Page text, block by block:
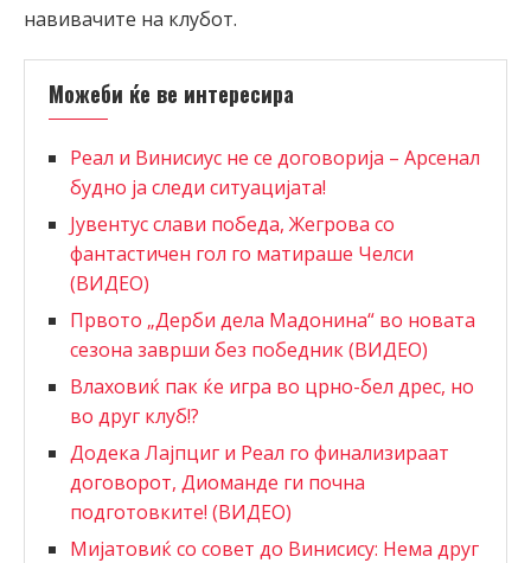
навивачите на клубот.
Можеби ќе ве интересира
Реал и Винисиус не се договорија – Арсенал
будно ја следи ситуацијата!
Јувентус слави победа, Жегрова со
фантастичен гол го матираше Челси
(ВИДЕО)
Првото „Дерби дела Мадонина“ во новата
сезона заврши без победник (ВИДЕО)
Влаховиќ пак ќе игра во црно-бел дрес, но
во друг клуб!?
Додека Лајпциг и Реал го финализираат
договорот, Диоманде ги почна
подготовките! (ВИДЕО)
Мијатовиќ со совет до Винисису: Нема друг